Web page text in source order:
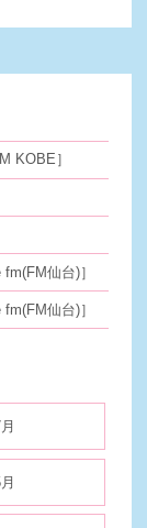
KOBE］
fm(FM仙台)］
fm(FM仙台)］